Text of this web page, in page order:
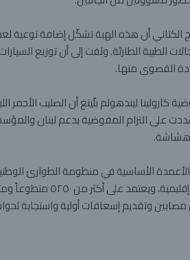
الكتاني أن هذه الهبة تشكّل إضافة نوعية
الطبية الطارئة. ولفت إلى أن توزيع
القصوى منها.
كارولينا ليندهولم بلّينغ أن الصليب الأحمر
على التزام المفوضية بدعم لبنان
هشاشة.